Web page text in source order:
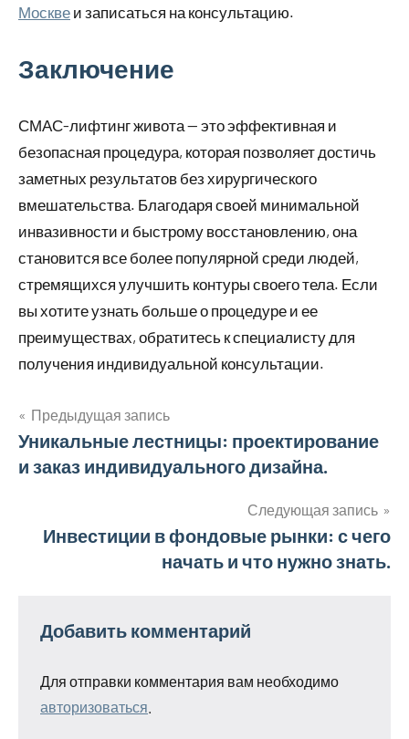
Москве и записаться на консультацию.
Заключение
СМАС-лифтинг живота — это эффективная и
безопасная процедура, которая позволяет достичь
заметных результатов без хирургического
вмешательства. Благодаря своей минимальной
инвазивности и быстрому восстановлению, она
становится все более популярной среди людей,
стремящихся улучшить контуры своего тела. Если
вы хотите узнать больше о процедуре и ее
преимуществах, обратитесь к специалисту для
получения индивидуальной консультации.
Навигация
по
Предыдущая запись
Уникальные лестницы: проектирование
и заказ индивидуального дизайна.
Следующая запись
Инвестиции в фондовые рынки: с чего
начать и что нужно знать.
Добавить комментарий
Для отправки комментария вам необходимо
авторизоваться